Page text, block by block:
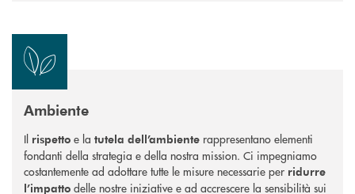
Ambiente
Il rispetto e la tutela dell’ambiente rappresentano elementi
fondanti della strategia e della nostra mission. Ci impegniamo
costantemente ad adottare tutte le misure necessarie per ridurre
l’impatto delle nostre iniziative e ad accrescere la sensibilità sui